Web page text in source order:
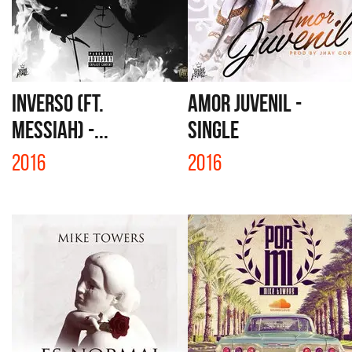
INVERSO (FT.
MESSIAH) -...
2016
AMOR JUVENIL -
SINGLE
2016